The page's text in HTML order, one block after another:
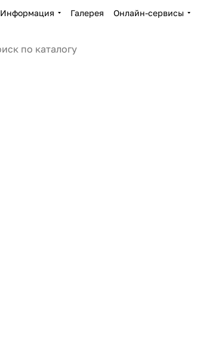
Информация Галерея Онлайн-сервисы